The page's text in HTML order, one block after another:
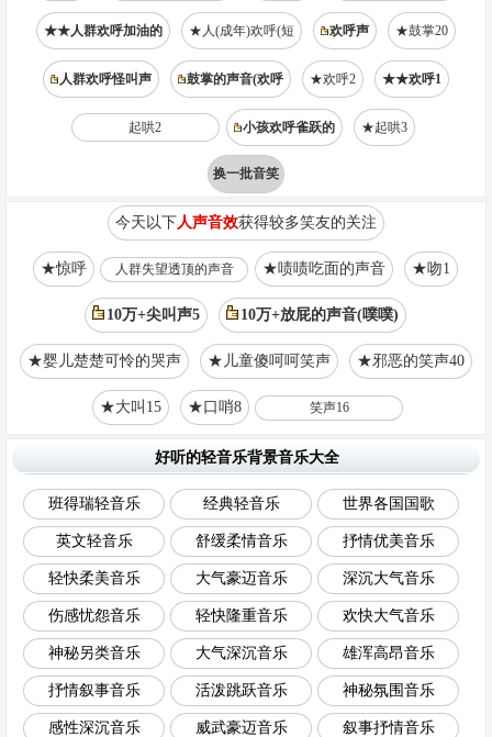
★★人群欢呼加油的 ★人(成年)欢呼(短 欢呼声 ★鼓掌20
人群欢呼怪叫声 鼓掌的声音(欢呼 ★欢呼2 ★★欢呼1
起哄2 小孩欢呼雀跃的 ★起哄3
换一批音笑
今天以下人声音效获得较多笑友的关注
★惊呼 人群失望透顶的声音 ★啧啧吃面的声音 ★吻1
10万+尖叫声5 10万+放屁的声音(噗噗)
★婴儿楚楚可怜的哭声 ★儿童傻呵呵笑声 ★邪恶的笑声40
★大叫15 ★口哨8 笑声16
好听的轻音乐背景音乐大全
班得瑞轻音乐 经典轻音乐 世界各国国歌
英文轻音乐 舒缓柔情音乐 抒情优美音乐
轻快柔美音乐 大气豪迈音乐 深沉大气音乐
伤感忧怨音乐 轻快隆重音乐 欢快大气音乐
神秘另类音乐 大气深沉音乐 雄浑高昂音乐
抒情叙事音乐 活泼跳跃音乐 神秘氛围音乐
感性深沉音乐 威武豪迈音乐 叙事抒情音乐